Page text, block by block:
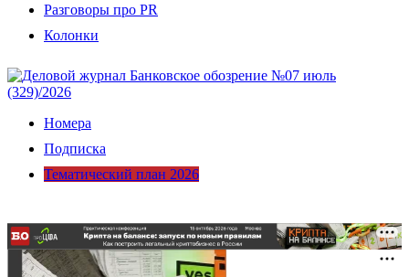
Разговоры про PR
Колонки
Номера
Подписка
Тематический план 2026